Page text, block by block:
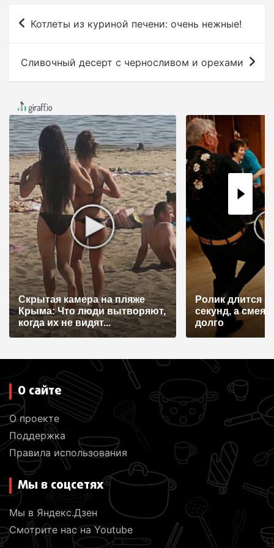
а
ц
и
я
п
о
з
а
п
и
с
я
Котлеты из куриной печени: очень нежные!
Сливочный десерт с черносливом и орехами
Скрытая камера на пляже
Крыма: Что люди вытворяют,
когда их не видят...
Ролик длится
секунд, а
долго
О сайте
О проекте
Поддержка
Правила использования
Мы в соцсетях
Мы в Яндекс.Дзен
Смотрите нас на Youtube